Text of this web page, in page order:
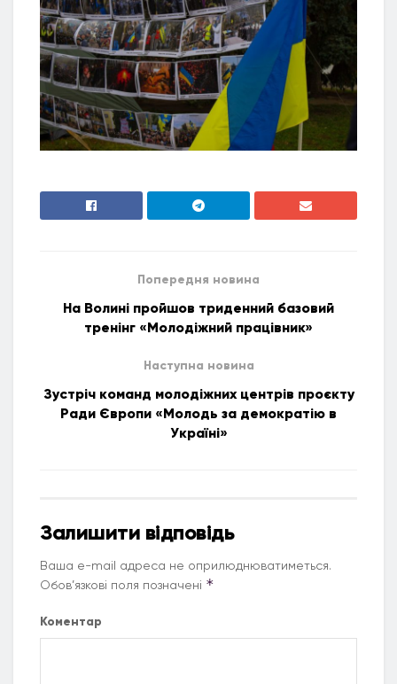
Попередня новина
На Волині пройшов триденний базовий
тренінг «Молодіжний працівник»
Наступна новина
Зустріч команд молодіжних центрів проєкту
Ради Європи «Молодь за демократію в
Україні»
Залишити відповідь
Ваша e-mail адреса не оприлюднюватиметься.
Обов’язкові поля позначені *
Коментар